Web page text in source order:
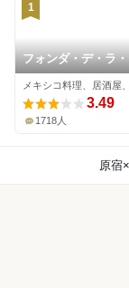
1
フォンダ・デ・ラ
ドゥルガーダ
3.49
1718人
原宿